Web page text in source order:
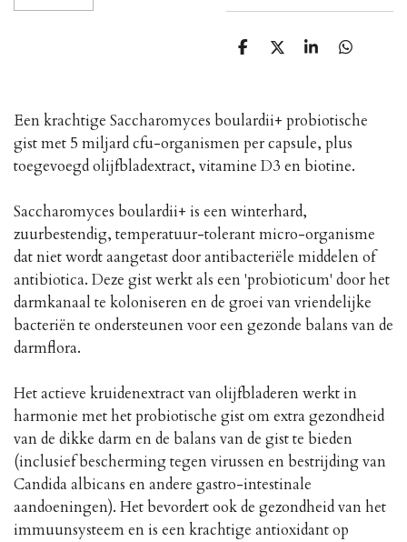
D
n
D
S
e
D
n
Een krachtige Saccharomyces boulardii+ probiotische
gist met 5 miljard cfu-organismen per capsule, plus
toegevoegd olijfbladextract, vitamine D3 en biotine.
Saccharomyces boulardii+ is een winterhard,
zuurbestendig, temperatuur-tolerant micro-organisme
dat niet wordt aangetast door antibacteriële middelen of
antibiotica. Deze gist werkt als een 'probioticum' door het
darmkanaal te koloniseren en de groei van vriendelijke
bacteriën te ondersteunen voor een gezonde balans van de
darmflora.
Het actieve kruidenextract van olijfbladeren werkt in
harmonie met het probiotische gist om extra gezondheid
van de dikke darm en de balans van de gist te bieden
(inclusief bescherming tegen virussen en bestrijding van
Candida albicans en andere gastro-intestinale
aandoeningen). Het bevordert ook de gezondheid van het
immuunsysteem en is een krachtige antioxidant op